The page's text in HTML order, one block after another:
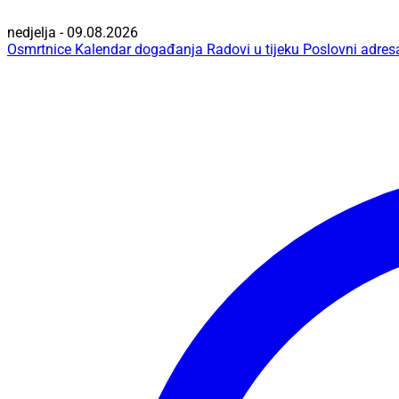
nedjelja - 09.08.2026
Osmrtnice Kalendar događanja Radovi u tijeku Poslovni